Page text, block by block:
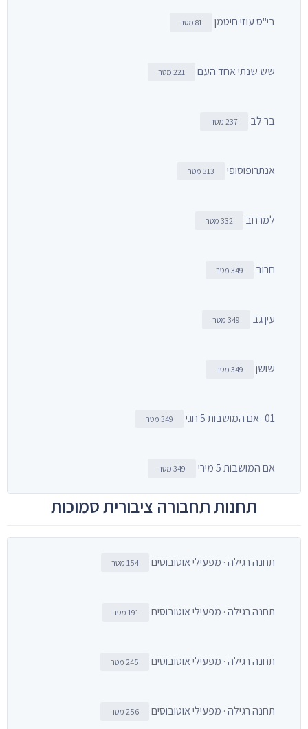
בי"ס עוזי חיטמן 81 מטר
שש שנתי אחד העם 221 מטר
בר לב 237 מטר
אנתרופוסופי 313 מטר
למרחב 332 מטר
חרוב 349 מטר
עין גב 349 מטר
שושן 349 מטר
01 -אם המושבות 5 חגי 349 מטר
אם המושבות 5 מירי 349 מטר
תחנות תחבורה ציבורית סמוכות
תחנה רגילה · מפעילי אוטובוסים 154 מטר
תחנה רגילה · מפעילי אוטובוסים 191 מטר
תחנה רגילה · מפעילי אוטובוסים 245 מטר
תחנה רגילה · מפעילי אוטובוסים 256 מטר